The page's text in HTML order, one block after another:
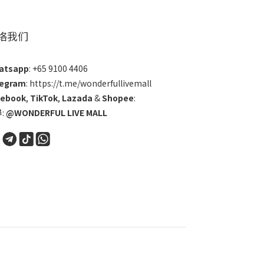
我们
: +65 9100 4406
: https://t.me/wonderfullivemall
, TikTok, Lazada &Shopee:
@WONDERFUL LIVE MALL